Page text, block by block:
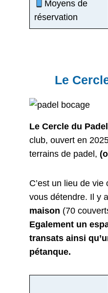
Moyens de
réservation
Le
Le Cercle du Padel
club, ouvert en
terrains de padel,
C’est un lieu de
vous détendre. Il y
maison (70
Egalement un
transats ainsi
pétanque.